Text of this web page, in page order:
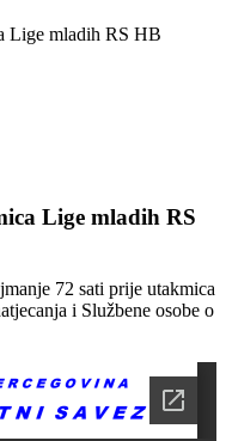
Lige mladih RS HB
Lige mladih RS
72 sati prije utakmica
i Službene osobe o